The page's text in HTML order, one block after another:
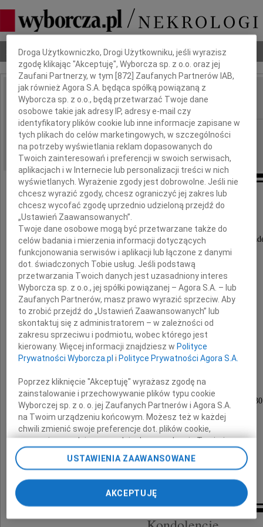
Nekrologi Odeszli Poradnik pogrzebowy
IMIĘ I NAZWISKO: Ryszard Smolicz
REGION: Wrocław
DATA EMISJI: 13.01.2011
Z wielkim żalem zawiadamiamy,
odszedł w wieku 63 lat nasz kochany Tato i
Ryszard Smolicz
Pogrzeb odbędzie się w dniu
15 stycznia 2011 roku (sobota) o godzinie 12.30
we Wrocławiu na Cmentarzu Grabiszyńskim.
Pogrążeni w smutku
Bartek z Anią i Julią
Dbamy o Twoją prywatność
Droga Użytkowniczko, Drogi Użytkowniku, jeśli wyrazisz
zgodę klikając "Akceptuję", Wyborcza sp. z o.o. oraz jej
Zaufani Partnerzy, w tym [872 ] Zaufanych Partnerów IAB,
jak również Agora S.A. będąca spółką powiązaną z
Wyborcza sp. z o.o., będą przetwarzać Twoje dane
osobowe takie jak adresy IP, adresy e-mail czy
identyfikatory plików cookie lub inne informacje zapisane w
tych plikach do celów marketingowych, w szczególności
na potrzeby wyświetlania reklam dopasowanych do
Twoich zainteresowań i preferencji w swoich serwisach,
aplikacjach i w Internecie lub personalizacji treści w nich
wyświetlanych. Wyrażenie zgody jest dobrowolne. Jeśli nie
chcesz wyrazić zgody, chcesz ograniczyć jej zakres lub
chcesz wycofać zgodę uprzednio udzieloną przejdź do
„Ustawień Zaawansowanych”.
Twoje dane osobowe mogą być przetwarzane także do
celów badania i mierzenia informacji dotyczących
funkcjonowania serwisów i aplikacji lub łączone z danymi
dot. świadczonych Tobie usług. Jeśli podstawą
przetwarzania Twoich danych jest uzasadniony interes
Wyborcza sp. z o.o., jej spółki powiązanej – Agora S.A. – lub
Zaufanych Partnerów, masz prawo wyrazić sprzeciw. Aby
to zrobić przejdź do „Ustawień Zaawansowanych” lub
skontaktuj się z administratorem – w zależności od
zakresu sprzeciwu i podmiotu, wobec którego jest
kierowany. Więcej informacji znajdziesz w Polityce
Prywatności Wyborcza.pl i Polityce Prywatności Agora S.A.
Poprzez kliknięcie "Akceptuję" wyrażasz zgodę na
zainstalowanie i przechowywanie plików typu cookie
Wyborczej sp. z o. o. jej Zaufanych Partnerów i Agora S.A.
na Twoim urządzeniu końcowym. Możesz też w każdej
chwili zmienić swoje preferencje dot. plików cookie,
ponownie wywołując narzędzie do zarządzania Twoimi
preferencjami dot. przetwarzania danych poprzez
odnośnik „Ustawienia prywatności” w stopce serwisu i
Zmiana ustawień plików cookie możliwa jest także za
pomocą ustawień przeglądarki.
My, nasi Zaufani Partnerzy i Agora S.A. możemy
USTAWIENIA ZAAWANSOWANE
AKCEPTUJĘ